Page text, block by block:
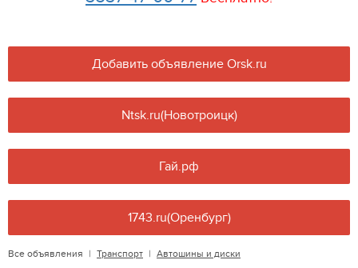
Добавить объявление Orsk.ru
Ntsk.ru(Новотроицк)
Гай.рф
1743.ru(Оренбург)
Все объявления | Транспорт | Автошины и диски